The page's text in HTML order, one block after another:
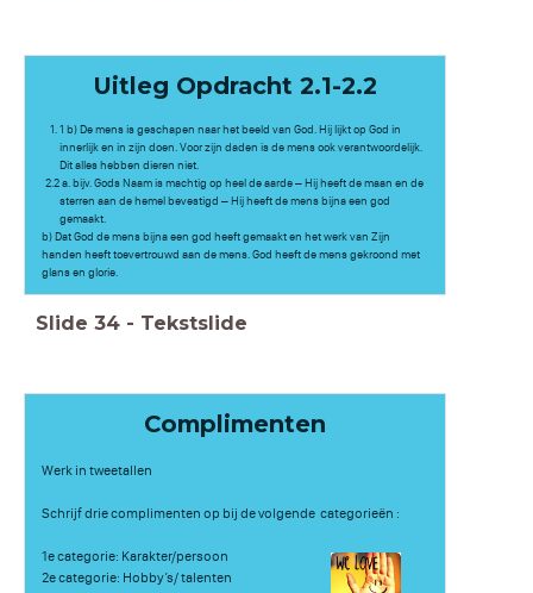
Uitleg Opdracht 2.1-2.2
1 b) De mens is geschapen naar het beeld van God. Hij lijkt op God in
innerlijk en in zijn doen. Voor zijn daden is de mens ook verantwoordelijk.
Dit alles hebben dieren niet.
2.2 a. bijv. Gods Naam is machtig op heel de aarde – Hij heeft de maan en de
sterren aan de hemel bevestigd – Hij heeft de mens bijna een god
gemaakt.
b) Dat God de mens bijna een god heeft gemaakt en het werk van Zijn
handen heeft toevertrouwd aan de mens. God heeft de mens gekroond met
glans en glorie.
Slide 34 - Tekstslide
Complimenten
Werk in tweetallen
Schrijf drie complimenten op bij de volgende categorieën :
1e categorie: Karakter/persoon
2e categorie: Hobby’s/ talenten